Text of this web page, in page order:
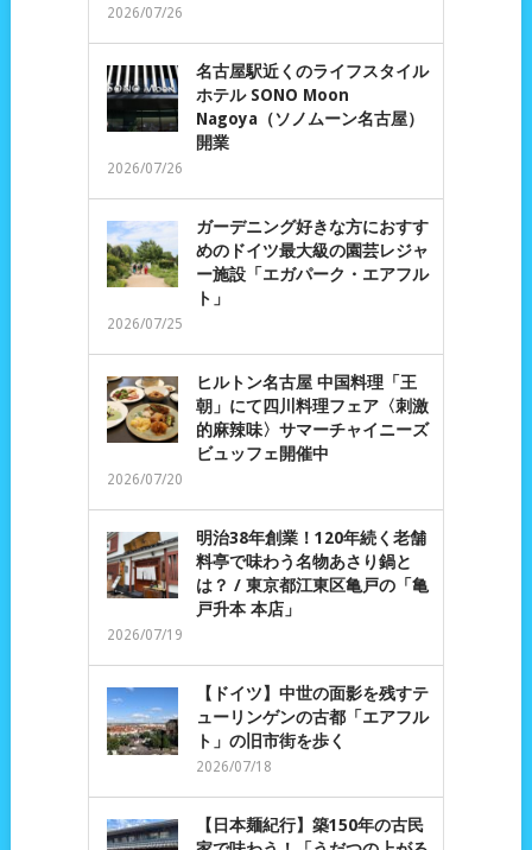
2026/07/26
名古屋駅近くのライフスタイル
ホテル SONO Moon
Nagoya（ソノムーン名古屋）
開業
2026/07/26
ガーデニング好きな方におすす
めのドイツ最大級の園芸レジャ
ー施設「エガパーク・エアフル
ト」
2026/07/25
ヒルトン名古屋 中国料理「王
朝」にて四川料理フェア〈刺激
的麻辣味〉サマーチャイニーズ
ビュッフェ開催中
2026/07/20
明治38年創業！120年続く老舗
料亭で味わう名物あさり鍋と
は？ / 東京都江東区亀戸の「亀
戸升本 本店」
2026/07/19
【ドイツ】中世の面影を残すテ
ューリンゲンの古都「エアフル
ト」の旧市街を歩く
2026/07/18
【日本麺紀行】築150年の古民